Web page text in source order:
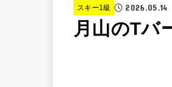
スキー1級 2026.05.14
月山のTバ